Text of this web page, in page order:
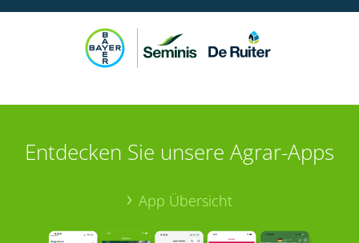
Entdecken Sie unsere Agrar-Apps
App Übersicht